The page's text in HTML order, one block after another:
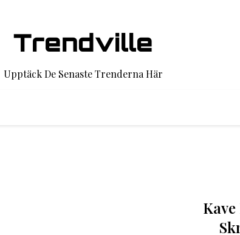
Trendville
Upptäck De Senaste Trenderna Här